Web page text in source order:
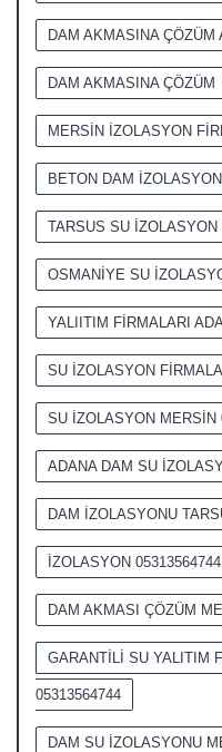
DAM AKMASINA ÇÖZÜM
DAM AKMASINA ÇÖZÜM
MERSİN İZOLASYON
BETON DAM
TARSUS SU İZOLASYON
OSMANİYE SU
YALIITIM FİRMALARI
SU İZOLASYON
SU İZOLASYON MERSİN
ADANA DAM SU
DAM İZOLASYONU
İZOLASYON 05313564744
DAM AKMASI ÇÖZÜM
GARANTİLİ SU YALITIM
05313564744
DAM SU İZOLASYONU